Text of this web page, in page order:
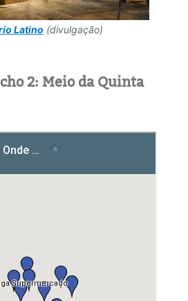
Latino (divulgação)
2: Meio da Quinta